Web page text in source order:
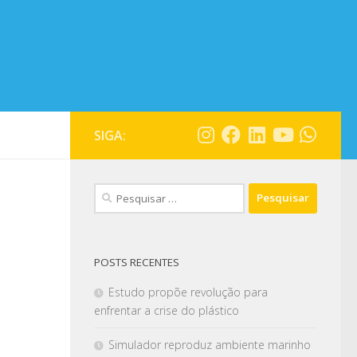
SIGA:
POSTS RECENTES
Estudo propõe revolução para
enfrentar a crise do plástico
Simulador reproduz ambiente marinho